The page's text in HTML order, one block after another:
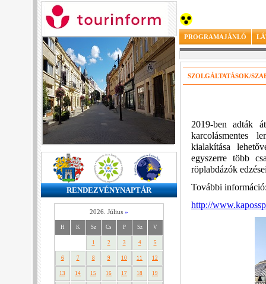
RENDEZVÉNYNAPTÁR
2026. Július »
H K Sz Cs P Sz V
1 2 3 4 5
6 7 8 9 10 11 12
13 14 15 16 17 18 19
PROGRAMAJÁNLÓ
SZOLGÁLTATÁSOK/
2019-ben adták
karcolásmentes
kialakítása
egyszerre több
röplabdázók
További
http://